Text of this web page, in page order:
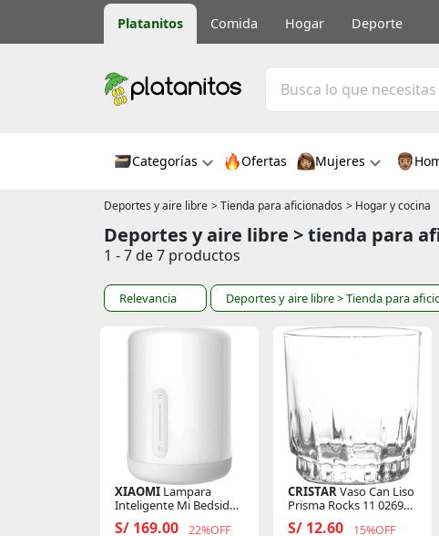
Platanitos Comida Hogar Deporte
Categorías Ofertas Mujeres
Deportes y aire libre > Tienda para aficionados > Hogar y cocina
Deportes y aire libre > tienda para
1 - 7 de 7 productos
Relevancia Deportes y aire libre> Tienda para
XIAOMILampara
Inteligente Mi Bedside
Lamp 2
S/ 169.00 22%OFF
CRISTARVaso Can Liso
Prisma Rocks 11 0269cl
Cristar
S/ 12.60 15%OFF